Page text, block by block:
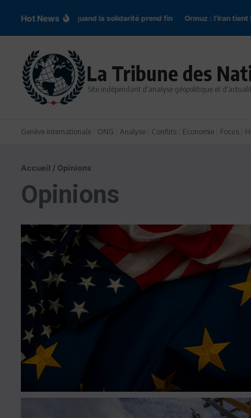
Hot News
Ukraine : quand la solidarité prend fin Ormuz : l’Iran tient le
La Tribune des
Site indépendant d'analyse géopolitique et
Genève internationale ONG Analyse Conflits Economie Focus
Accueil / Opinions
Opinions